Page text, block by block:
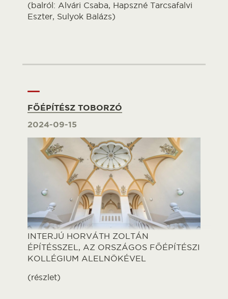
(balról: Alvári Csaba, Hapszné Tarcsafalvi
Eszter, Sulyok Balázs)
FŐÉPÍTÉSZ TOBORZÓ
2024-09-15
INTERJÚ HORVÁTH ZOLTÁN
ÉPÍTÉSSZEL, AZ ORSZÁGOS FŐÉPÍTÉSZI
KOLLÉGIUM ALELNÖKÉVEL
(részlet)